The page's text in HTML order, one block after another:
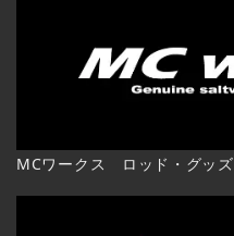
MCワークス ロッド・グッズ